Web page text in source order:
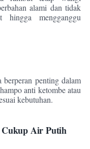
alami dan tidak
hingga mengganggu
penting dalam
anti ketombe atau
kebutuhan.
Cukup Air Putih